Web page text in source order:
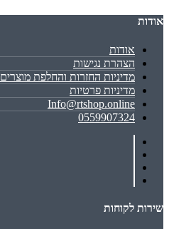
אודות
אודות
הצהרת נגישות
מדיניות החזרות והחלפת מוצרים
מדיניות פרטיות
Info@rtshop.online
0559907324
שירות לקוחות